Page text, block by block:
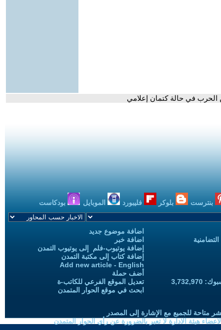
الحرب في حالة كتمان إعلامي
بنترست بلوكر فليبورد الموبايل بودكاست
اضافة موضوع جديد
اضافة خبر
إضافة يوتيوب-فلم إلى يوتيوب التمدن
إضافة كتاب إلى مكتبة التمدن
Add new article - English
أضف حملة
تعديل الموقع الفرعي للكاتب-ة
ابحث في موقع الحوار المتمدن
متاحة للجميع مع الإشارة إلى المصدر
هيئة الادارة لا تعبر بالضرورة عن رأي الحوار المتمدن